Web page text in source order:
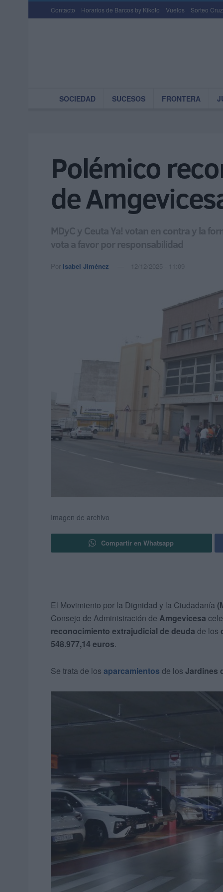
Contacto Horarios de Barcos by Kikoto Vuelos Sorteo
SOCIEDAD SUCESOS FRONTERA
Polémico
de
MDyC y Ceuta Ya! votan en contra y la
vota a favor por responsabilidad
Por Isabel Jiménez 12/12/2025 - 11:09
Imagen de archivo
Compartir en Whatsapp
El Movimiento por la Dignidad y la Ciudadanía
Consejo de Administración de Amgevicesa
reconocimiento extrajudicial de deuda de los
548.977,14 euros.
Se trata de los aparcamientos de los Jardines